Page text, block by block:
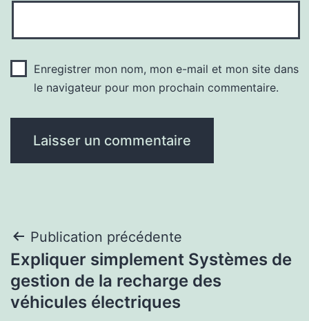
Enregistrer mon nom, mon e-mail et mon site dans
le navigateur pour mon prochain commentaire.
Navigation
de
l’article
Publication précédente
Expliquer simplement Systèmes de
gestion de la recharge des
véhicules électriques